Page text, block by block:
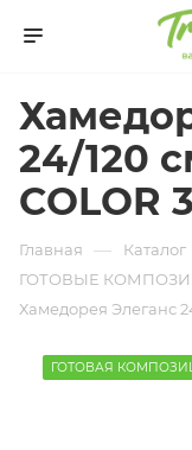
24/120
COLOR
Главная — Каталог
ГОТОВЫЕ
Хамедорея Элеганс
ГОТОВАЯ